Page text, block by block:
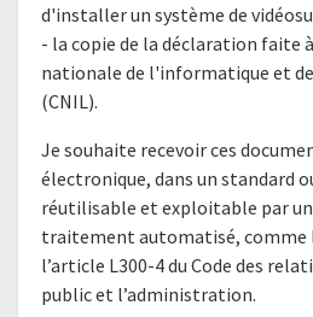
d'installer un système de
- la copie de la déclaration faite
nationale de l'informatique et
(CNIL).
Je souhaite recevoir ces
électronique, dans un standard
réutilisable et exploitable par
traitement automatisé, comme
l’article L300-4 du Code des
public et l’administration.